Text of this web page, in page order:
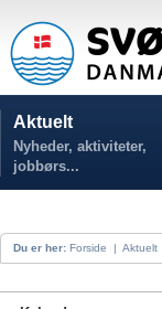
Aktuelt
Nyheder, aktiviteter,
jobbørs...
Du er her: Forside | Aktuelt